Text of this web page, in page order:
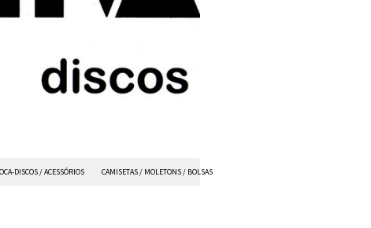
DISCOS / ACESSÓRIOS CAMISETAS / MOLETONS / BOLSAS